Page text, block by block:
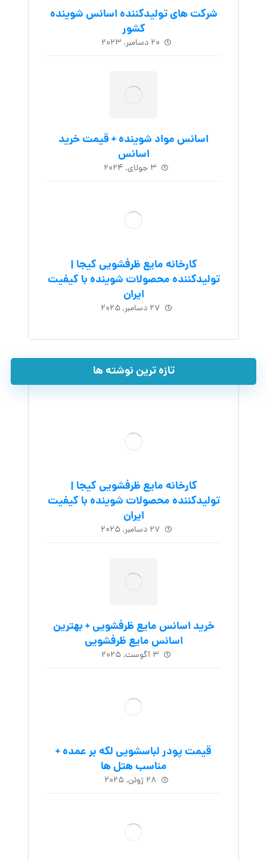
شرکت های تولیدکننده اسانس شوینده
کشور
۲۰ دسامبر, ۲۰۲۳
اسانس مواد شوینده + قیمت خرید
اسانس
۳ جولای, ۲۰۲۴
کارخانه مایع ظرفشویی کیجا |
تولیدکننده محصولات شوینده با کیفیت
ایران
۲۷ دسامبر, ۲۰۲۵
تازه ترین نوشته ها
کارخانه مایع ظرفشویی کیجا |
تولیدکننده محصولات شوینده با کیفیت
ایران
۲۷ دسامبر, ۲۰۲۵
خرید اسانس مایع ظرفشویی + بهترین
اسانس مایع ظرفشویی
۳ آگوست, ۲۰۲۵
قیمت پودر لباسشویی لکه بر عمده +
مناسب هتل ها
۲۸ ژوئن, ۲۰۲۵